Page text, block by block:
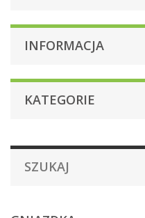
INFORMACJA
KATEGORIE
SZUKAJ